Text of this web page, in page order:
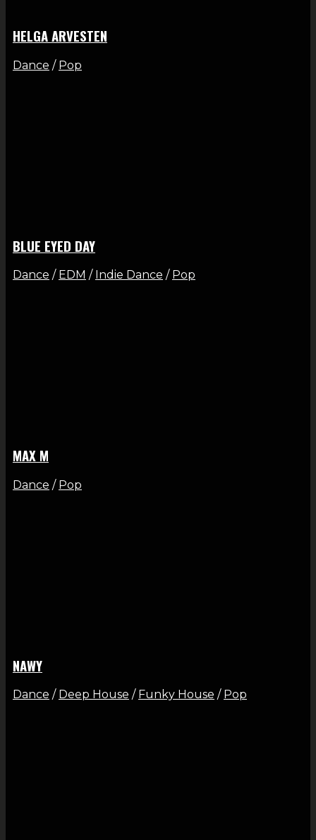
HELGA ARVESTEN
Dance / Pop
BLUE EYED DAY
Dance / EDM / Indie Dance / Pop
MAX M
Dance / Pop
NAWY
Dance / Deep House / Funky House / Pop